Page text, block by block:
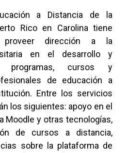
a Distancia de la
Rico en Carolina tiene
proveer dirección a la
en el desarrollo y
programas, cursos y
de educación a
Entre los servicios
los siguientes: apoyo en el
Moodle y otras tecnologías,
de cursos a distancia,
sobre la plataforma de